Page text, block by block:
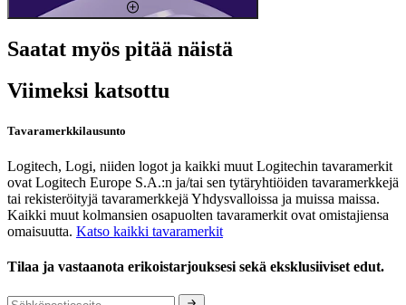
Saatat myös pitää näistä
Viimeksi katsottu
Tavaramerkkilausunto
Logitech, Logi, niiden logot ja kaikki muut Logitechin tavaramerkit
ovat Logitech Europe S.A.:n ja/tai sen tytäryhtiöiden tavaramerkkejä
tai rekisteröityjä tavaramerkkejä Yhdysvalloissa ja muissa maissa.
Kaikki muut kolmansien osapuolten tavaramerkit ovat omistajiensa
omaisuutta. Katso kaikki tavaramerkit
Tilaa ja vastaanota erikoistarjouksesi sekä eksklusiiviset edut.